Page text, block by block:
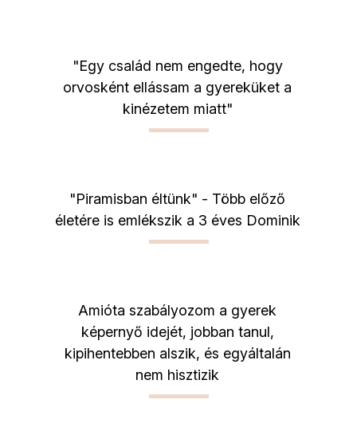
"Egy család nem engedte, hogy
orvosként ellássam a gyereküket a
kinézetem miatt"
"Piramisban éltünk" - Több előző
életére is emlékszik a 3 éves Dominik
Amióta szabályozom a gyerek
képernyő idejét, jobban tanul,
kipihentebben alszik, és egyáltalán
nem hisztizik